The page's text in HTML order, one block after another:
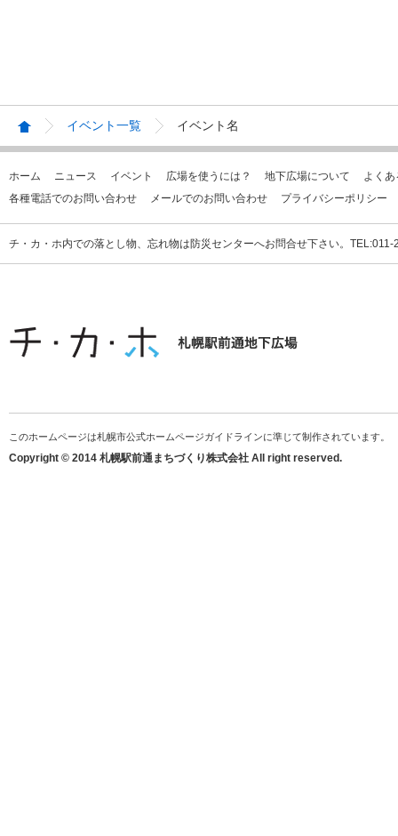
イベント一覧 イベント名
ホーム ニュース イベント 広場を使うには？ 地下広場について
よく
各種電話でのお問い合わせ
メールでのお問い合わせ プライバシーポリシー
チ・カ・ホ内での落とし物、忘れ物は防災センターへお問合せ下さい。
このホームページは札幌市公式ホームページガイドラインに準じて制作されています。
Copyright © 2014 札幌駅前通まちづくり株式会社 All right reserved.